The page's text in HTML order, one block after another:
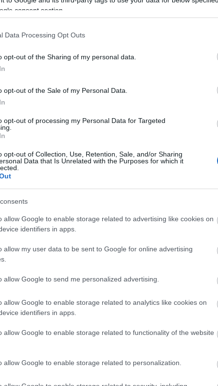
consent section.
Data Processing Opt Outs
opt-out of the Sharing of my personal data.
opt-out of the Sale of my Personal Data.
opt-out of processing my Personal Data for Targeted
opt-out of Collection, Use, Retention, Sale, and/or Sharing
Data that Is Unrelated with the Purposes for which it
allow Google to enable storage related to advertising like cookies on
identifiers in apps.
allow my user data to be sent to Google for online advertising
allow Google to send me personalized advertising.
allow Google to enable storage related to analytics like cookies on
identifiers in apps.
allow Google to enable storage related to functionality of the website
allow Google to enable storage related to personalization.
«ράπισμα» στον Τραμπ
μεταξύ των κυβερνήσεων των ΗΠΑ, του Ισραήλ και
δημιουργία πιλοτικών ζωνών υπό τον έλεγχο του
Αντιπροσώπων ενέκρινε ψήφισμα που ζητά την
και η κίνηση έχει κυρίως συμβολικό χαρακτήρα και
αναμένεται να έχει συνέχεια, καθώς ο Λευκός Οίκος
επιπτώσεις στο πετρέλαιο
στην πράξη, καθώς το Κουβέιτ κατήγγειλε ιρανικό
αεροδρομίου του, με αποτέλεσμα τον θάνατο ενός
Φρουροί της Επανάστασης αρνήθηκαν την ευθύνη,
Patriot.